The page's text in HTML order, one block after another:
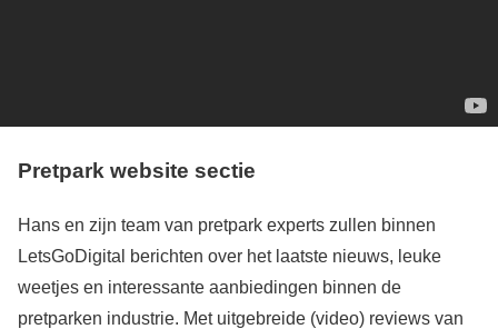
Pretpark website sectie
Hans en zijn team van pretpark experts zullen binnen
LetsGoDigital berichten over het laatste nieuws, leuke
weetjes en interessante aanbiedingen binnen de
pretparken industrie. Met uitgebreide (video) reviews van